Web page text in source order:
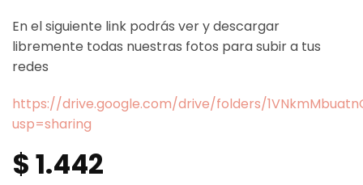
En el siguiente link podrás ver y descargar
libremente todas nuestras fotos para subir a tus
redes
https://drive.google.com/drive/folders/
usp=sharing
$1.442